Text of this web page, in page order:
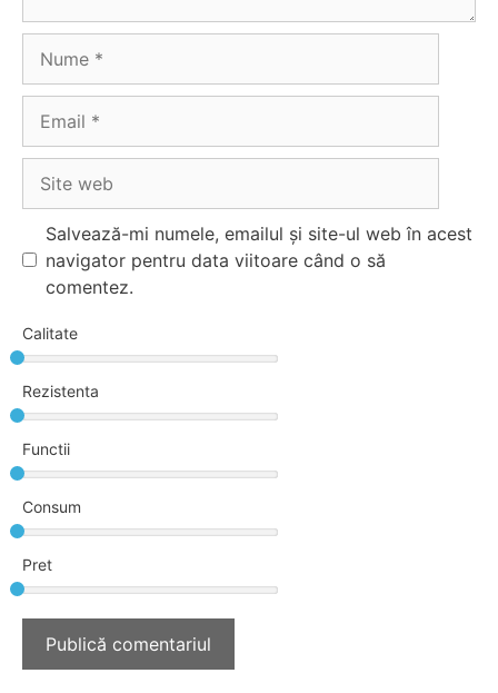
web
Salvează-mi numele, emailul și site-ul web în acest
navigator pentru data viitoare când o să
comentez.
Calitate
Rezistenta
Functii
Consum
Pret